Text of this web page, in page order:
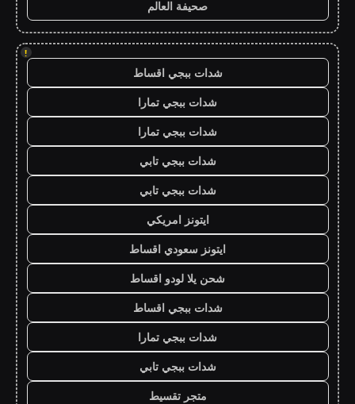
صحيفة العالم
!
شدات ببجي اقساط
شدات ببجي تمارا
شدات ببجي تمارا
شدات ببجي تابي
شدات ببجي تابي
ايتونز امريكي
ايتونز سعودي اقساط
شحن يلا لودو اقساط
شدات ببجي اقساط
شدات ببجي تمارا
شدات ببجي تابي
متجر تقسيط